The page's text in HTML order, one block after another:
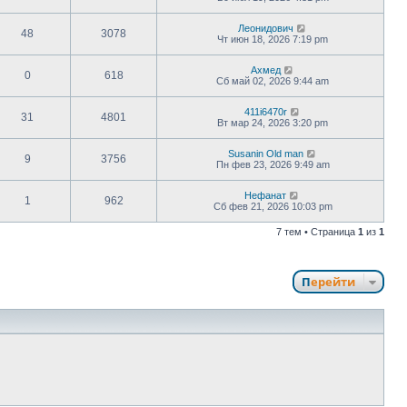
48 3078
Леонидович
Чт июн 18, 2026 7:19 pm
0 618
Ахмед
Сб май 02, 2026 9:44 am
31 4801
411i6470r
Вт мар 24, 2026 3:20 pm
9 3756
Susanin Old man
Пн фев 23, 2026 9:49 am
1 962
Нефанат
Сб фев 21, 2026 10:03 pm
7 тем • Страница 1 из 1
Перейти